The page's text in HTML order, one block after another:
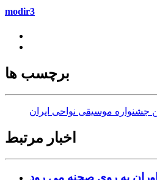
modir3
برچسب ها
جشنواره موسیقی نواحی ایران
اخبار مرتبط
به روی صحنه می رود